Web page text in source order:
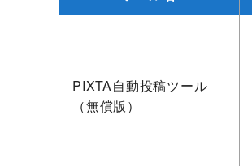
PIXTA自動投稿ツール
（無償版）